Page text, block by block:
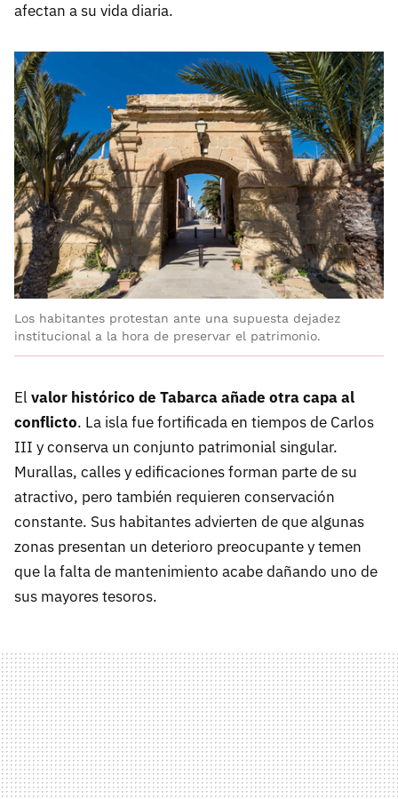
afectan a su vida diaria.
Los habitantes protestan ante una supuesta dejadez
institucional a la hora de preservar el patrimonio.
El valor histórico de Tabarca añade otra capa al
conflicto. La isla fue fortificada en tiempos de Carlos
III y conserva un conjunto patrimonial singular.
Murallas, calles y edificaciones forman parte de su
atractivo, pero también requieren conservación
constante. Sus habitantes advierten de que algunas
zonas presentan un deterioro preocupante y temen
que la falta de mantenimiento acabe dañando uno de
sus mayores tesoros.